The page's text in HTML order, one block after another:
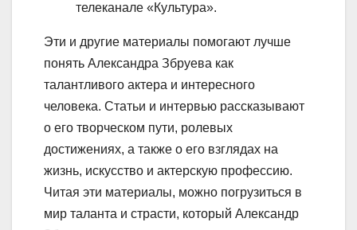
телеканале «Культура».
Эти и другие материалы помогают лучше
понять Александра Збруева как
талантливого актера и интересного
человека. Статьи и интервью рассказывают
о его творческом пути, ролевых
достижениях, а также о его взглядах на
жизнь, искусство и актерскую профессию.
Читая эти материалы, можно погрузиться в
мир таланта и страсти, который Александр